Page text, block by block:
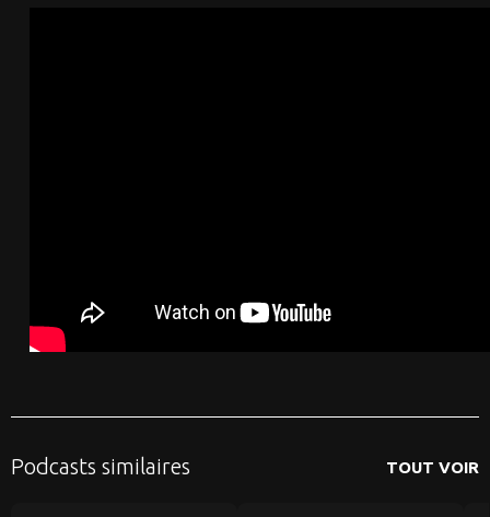
Podcasts similaires TOUT VOIR